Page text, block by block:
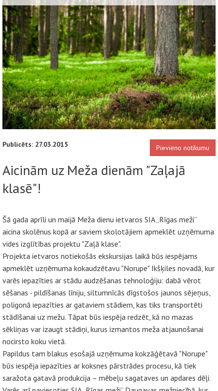
Publicēts: 27.03.2015 Pievieno notikumu
Aicinām uz Meža dienām "Zaļajā
klasē"!
Šā gada aprīli un maijā Meža dienu ietvaros SIA „Rīgas meži”
aicina skolēnus kopā ar saviem skolotājiem apmeklēt uzņēmuma
vides izglītības projektu "Zaļā klase".
Projekta ietvaros notiekošās ekskursijas laikā būs iespējams
apmeklēt uzņēmuma kokaudzētavu "Norupe" Ikšķiles novadā, kur
varēs iepazīties ar stādu audzēšanas tehnoloģiju: dabā vērot
sēšanas - pildīšanas līniju, siltumnīcās dīgstošos jaunos sējeņus,
poligonā iepazīties ar gataviem stādiem, kas tiks transportēti
stādīšanai uz mežu. Tāpat būs iespēja redzēt, kā no mazas
sēkliņas var izaugt stādiņi, kurus izmantos meža atjaunošanai
nocirsto koku vietā.
Papildus tam blakus esošajā uzņēmuma kokzāģētavā "Norupe"
būs iespēja iepazīties ar koksnes pārstrādes procesu, kā tiek
saražota gatavā produkcija – mēbeļu sagataves un apdares dēļi.